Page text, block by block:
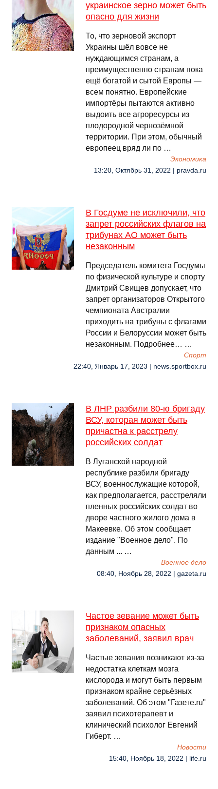
украинское зерно может быть
опасно для жизни
То, что зерновой экспорт
Украины шёл вовсе не
нуждающимся странам, а
преимущественно странам пока
ещё богатой и сытой Европы —
всем понятно. Европейские
импортёры пытаются активно
выдоить все агроресурсы из
плодородной чернозёмной
территории. При этом, обычный
европеец вряд ли по …
Экономика
13:20, Октябрь 31, 2022 | pravda.ru
В Госдуме не исключили, что
запрет российских флагов на
трибунах AO может быть
незаконным
Председатель комитета Госдумы
по физической культуре и спорту
Дмитрий Свищев допускает, что
запрет организаторов Открытого
чемпионата Австралии
приходить на трибуны с флагами
России и Белоруссии может быть
незаконным. Подробнее… …
Спорт
22:40, Январь 17, 2023 | news.sportbox.ru
В ЛНР разбили 80-ю бригаду
ВСУ, которая может быть
причастна к расстрелу
российских солдат
В Луганской народной
республике разбили бригаду
ВСУ, военнослужащие которой,
как предполагается, расстреляли
пленных российских солдат во
дворе частного жилого дома в
Макеевке. Об этом сообщает
издание "Военное дело". По
данным ... …
Военное дело
08:40, Ноябрь 28, 2022 | gazeta.ru
Частое зевание может быть
признаком опасных
заболеваний, заявил врач
Частые зевания возникают из-за
недостатка клеткам мозга
кислорода и могут быть первым
признаком крайне серьёзных
заболеваний. Об этом "Газете.ru"
заявил психотерапевт и
клинический психолог Евгений
Гиберт. …
Новости
15:40, Ноябрь 18, 2022 | life.ru